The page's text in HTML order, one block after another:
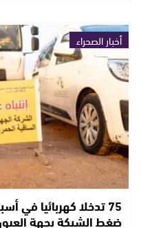
أخبار الصحراء
75 تدخلا كهربائيا
ضغط الشبكة بجهة